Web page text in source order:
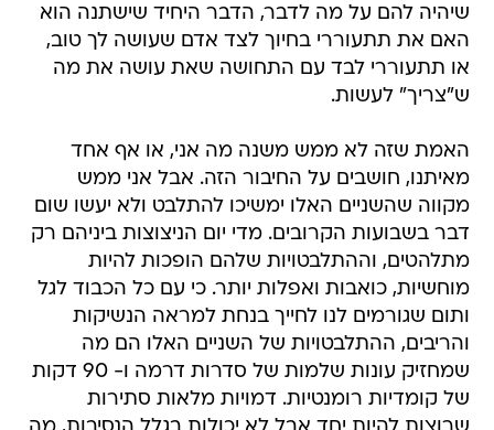
שיהיה להם על מה לדבר, הדבר היחיד שישתנה הוא
האם את תתעוררי בחיוך לצד אדם שעושה לך טוב,
או תתעוררי לבד עם התחושה שאת עושה את מה
ש"צריך" לעשות.
האמת שזה לא ממש משנה מה אני, או אף אחד
מאיתנו, חושבים על החיבור הזה. אבל אני ממש
מקווה שהשניים האלו ימשיכו להתלבט ולא יעשו שום
דבר בשבועות הקרובים. מדי יום הניצוצות ביניהם רק
מתלהטים, וההתלבטויות שלהם הופכות להיות
מוחשיות, כואבות ואפלות יותר. כי עם כל הכבוד לגל
ותום שגורמים לנו לחייך בנחת למראה הנשיקות
והריבים, ההתלבטויות של השניים האלו הם מה
שמחזיק עונות שלמות של סדרות דרמה ו- 90 דקות
של קומדיות רומנטיות. דמויות מלאות סתירות